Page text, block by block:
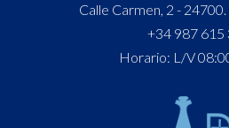
Calle Carmen, 2 -
+34 987 615
Horario: L/V